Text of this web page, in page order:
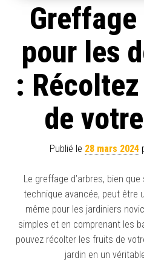
Greffage
pour les
:
de
Publié le 28 mars 2024
Le greffage d’arbres, bien
technique avancée, peut être
même pour les jardiniers
simples et en comprenant les
pouvez récolter les fruits de
jardin en un